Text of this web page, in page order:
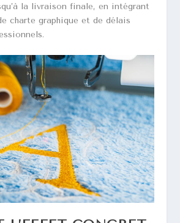
la livraison finale, en intégrant
charte graphique et de délais